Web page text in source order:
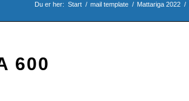
Du er her: Start / mail template / Mattariga 2022 /
600